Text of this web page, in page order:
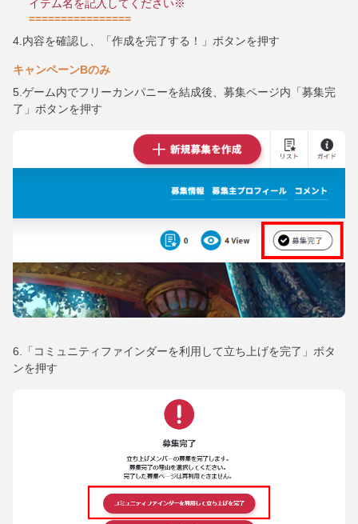
イテム名を記入してください※
================
4.内容を確認し、「作成を完了する！」ボタンを押す
キャンペーンBのみ
5.ゲーム内でフリーカンパニーを結成後、募集ページ内「募集完
了」ボタンを押す
6.「コミュニティファインダーを利用して立ち上げを完了」ボタ
ンを押す